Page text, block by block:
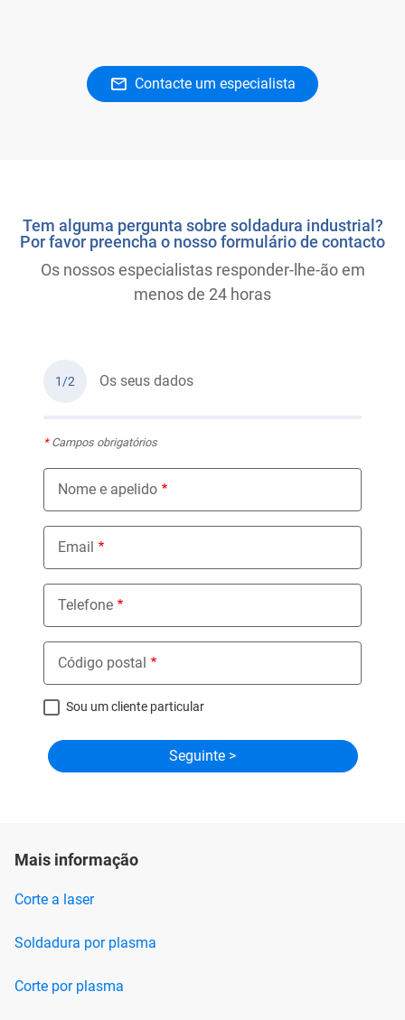
Contacte um especialista
Tem alguma pergunta sobre soldadura industrial?
Por favor preencha o nosso formulário de contacto
Os nossos especialistas responder-lhe-ão em
menos de 24 horas
1/2 Os seus dados
*Campos obrigatórios
Nome e apelido
Email
Telefone
Código postal
Sou um cliente particular
Mais informação
Corte a laser
Soldadura por plasma
Corte por plasma